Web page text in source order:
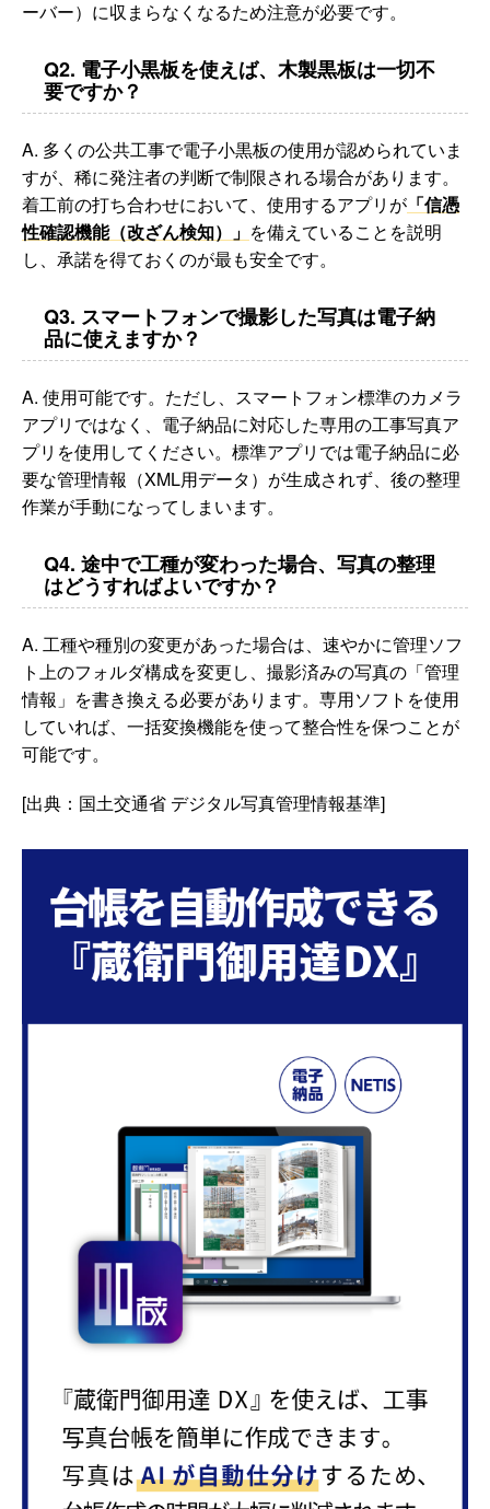
ーバー）に収まらなくなるため注意が必要です。
Q2. 電子小黒板を使えば、木製黒板は一切不
要ですか？
A. 多くの公共工事で電子小黒板の使用が認められていま
すが、稀に発注者の判断で制限される場合があります。
着工前の打ち合わせにおいて、使用するアプリが 「信憑
性確認機能（改ざん検知）」 を備えていることを説明
し、承諾を得ておくのが最も安全です。
Q3. スマートフォンで撮影した写真は電子納
品に使えますか？
A. 使用可能です。ただし、スマートフォン標準のカメラ
アプリではなく、電子納品に対応した専用の工事写真ア
プリを使用してください。標準アプリでは電子納品に必
要な管理情報（XML用データ）が生成されず、後の整理
作業が手動になってしまいます。
Q4. 途中で工種が変わった場合、写真の整理
はどうすればよいですか？
A. 工種や種別の変更があった場合は、速やかに管理ソフ
ト上のフォルダ構成を変更し、撮影済みの写真の「管理
情報」を書き換える必要があります。専用ソフトを使用
していれば、一括変換機能を使って整合性を保つことが
可能です。
[出典：国土交通省 デジタル写真管理情報基準]